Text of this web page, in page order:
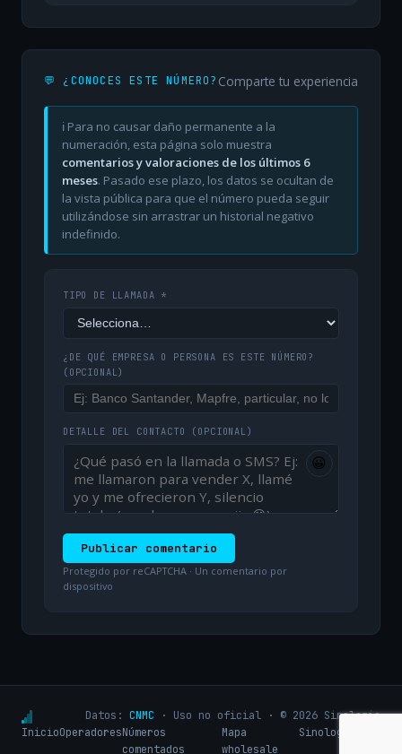
💬 ¿CONOCES ESTE NÚMERO? Comparte tu experiencia
ℹ️ Para no causar daño permanente a la
numeración, esta página solo muestra
comentarios y valoraciones de los últimos 6
meses. Pasado ese plazo, los datos se ocultan de
la vista pública para que el número pueda seguir
utilizándose sin arrastrar un historial negativo
indefinido.
TIPO DE LLAMADA *
¿DE QUÉ EMPRESA O PERSONA ES ESTE NÚMERO?
(OPCIONAL)
DETALLE DEL CONTACTO (OPCIONAL)
😀
Publicar comentario
Protegido por reCAPTCHA · Un comentario por
dispositivo
Datos: CNMC · Uso no oficial · © 2026 Sinologic
InicioOperadoresNúmeros
comentados
Mapa
wholesale
Sinologic.net